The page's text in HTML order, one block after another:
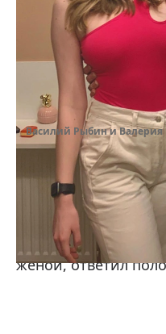
Василий Рыбин и Валерия
Статус отношений
комментировать не
подписчика,
женой, ответил